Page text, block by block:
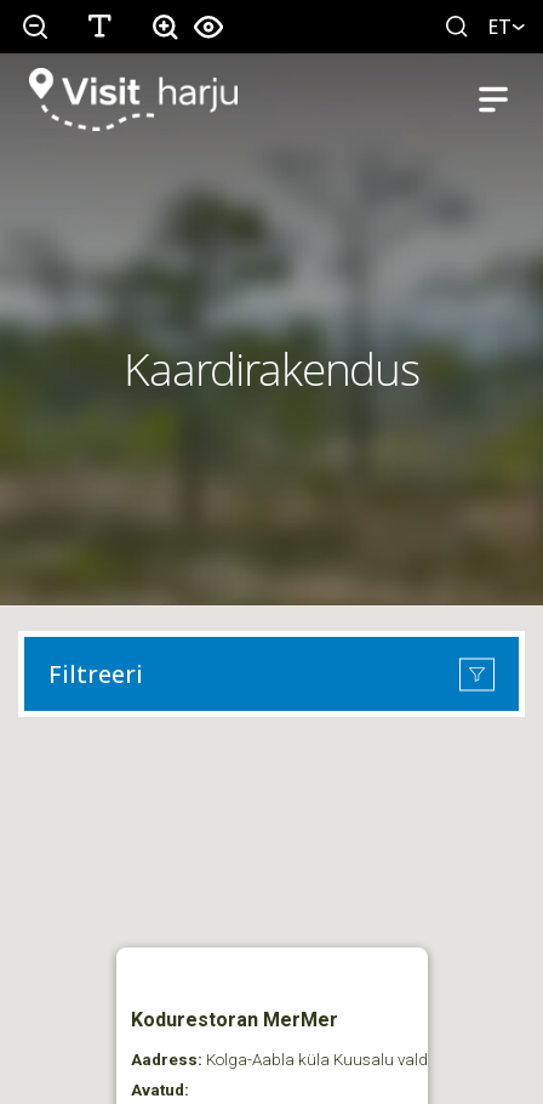
ET
Kaardirakendus
Filtreeri
Kodurestoran MerMer
Aadress: Kolga-Aabla küla Kuusalu vald
Avatud: